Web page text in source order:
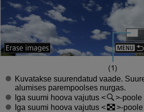
Kuvatakse suurendatud vaade.
alumises parempoolses nurgas.
Iga suumi hoova vajutus
-poole
Iga suumi hoova vajutus
-